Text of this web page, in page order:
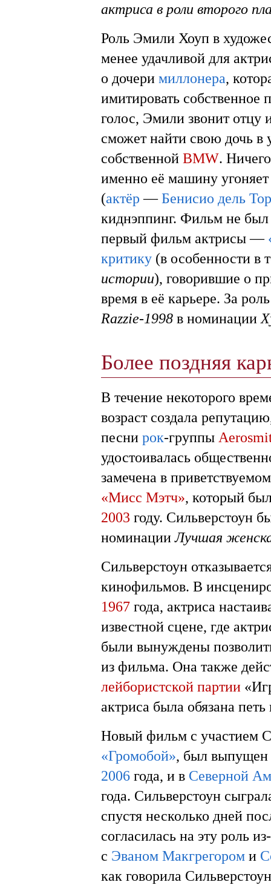
актриса в роли второго
Роль Эмили Хоуп в
менее удачливой для
о дочери миллонера,
имитировать
голос, Эмили звонит отцу
сможет найти свою дочь в
собственной BMW.
именно её машину
(актёр —Бенисио дель
киднэппинг. Фильм не был
первый фильм актрисы —
критику (в особенности в
истории), говорившие о
время в её карьере. За
Razzie-1998 в номинации
Более поздняя
В течение некоторого
возраст создала
песни рок-группы
удостоивалась
замечена в
«Мисс Мэтч», который
2003 году. Сильверстоун
номинацииЛучшая
Сильверстоун
кинофильмов. В
1967 года, актриса
известной сцене, где
были вынуждены
из фильма. Она также
лейбористской партии
актриса была обязана петь
Новый фильм с участием
«Громобой», был
2006 года, и в Северной
года. Сильверстоун
спустя несколько дней
согласилась на эту роль
с Эваном Макгрегором и
как говорила